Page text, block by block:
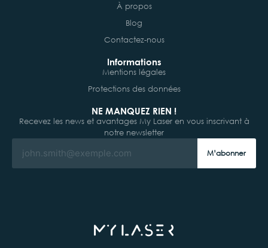
À propos
Blog
Contactez-nous
Informations
Mentions légales
Protections des données
NE MANQUEZ RIEN !
Recevez les news et avantages My Laser en vous inscrivant à
notre newsletter
M’abonner